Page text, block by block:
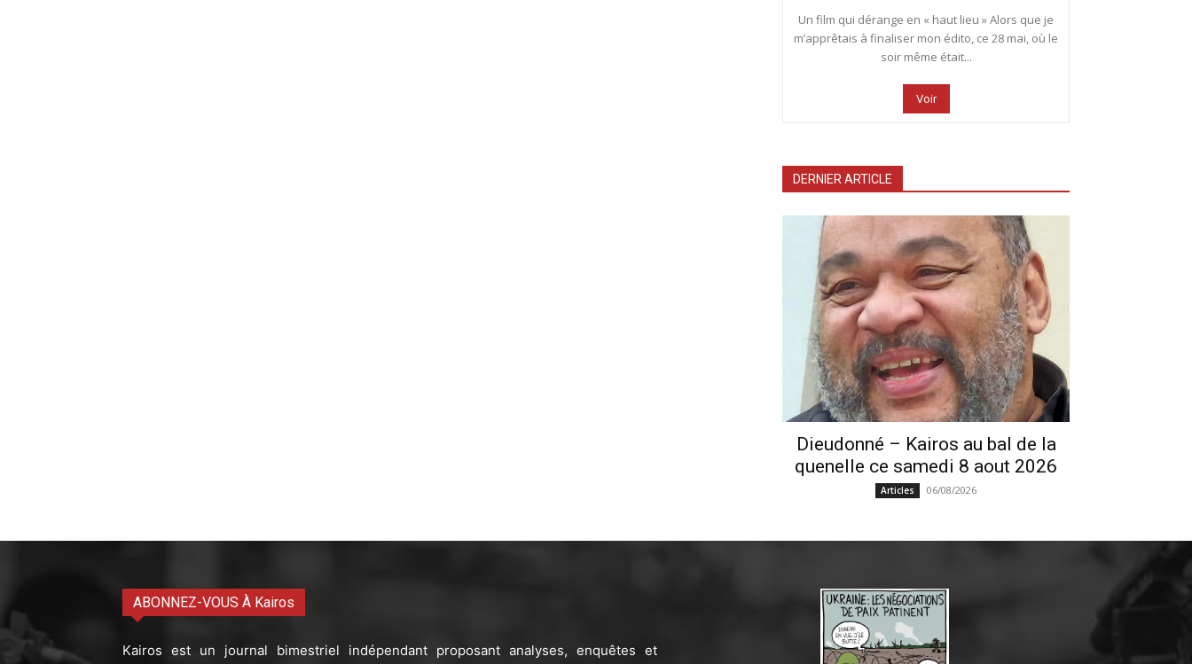
Un film qui dérange en « haut lieu » Alors que je
m’apprêtais à finaliser mon édito, ce 28 mai, où le
soir même était...
Voir
DERNIER ARTICLE
Dieudonné – Kairos au bal de la
quenelle ce samedi 8 aout 2026
Articles 06/08/2026
ABONNEZ-VOUS À Kairos
Kairos est un journal bimestriel indépendant proposant analyses, enquêtes et